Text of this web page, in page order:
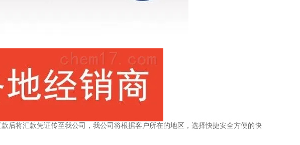
后将汇款凭证传至我公司，我公司将根据客户所在的地区，选择快捷安全方便的快